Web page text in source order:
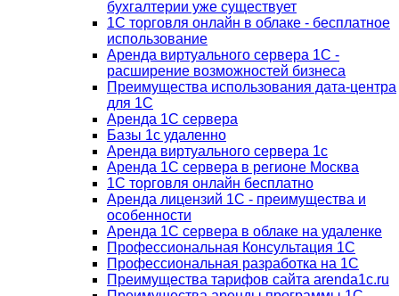
бухгалтерии уже существует
1С торговля онлайн в облаке - бесплатное
использование
Аренда виртуального сервера 1С -
расширение возможностей бизнеса
Преимущества использования дата-центра
для 1С
Аренда 1С сервера
Базы 1с удаленно
Аренда виртуального сервера 1с
Аренда 1С сервера в регионе Москва
1С торговля онлайн бесплатно
Аренда лицензий 1С - преимущества и
особенности
Аренда 1С сервера в облаке на удаленке
Профессиональная Консультация 1С
Профессиональная разработка на 1С
Преимущества тарифов сайта arenda1c.ru